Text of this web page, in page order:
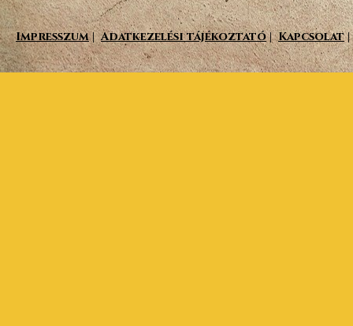
Impresszum|Adatkezelési tájékoztató|Kapcsolat|